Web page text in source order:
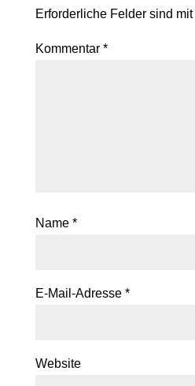
Erforderliche Felder sind mit
Kommentar *
Name *
E-Mail-Adresse *
Website